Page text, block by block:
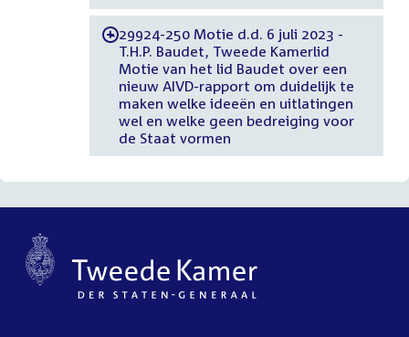
-29924-250 Motie d.d. 6 juli 2023 -
T.H.P. Baudet, Tweede Kamerlid
Motie van het lid Baudet over een
nieuw AIVD-rapport om duidelijk te
maken welke ideeën en uitlatingen
wel en welke geen bedreiging voor
de Staat vormen